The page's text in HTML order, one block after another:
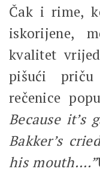
Čak i rime,
iskorijene,
kvalitet
pišući
rečenice
Because it’s
Bakker’s
his mouth….”